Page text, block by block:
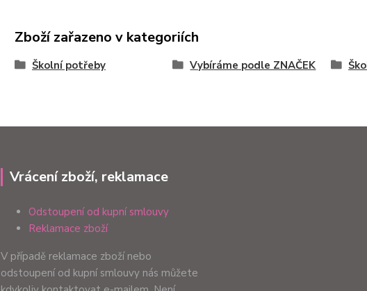
Zboží zařazeno v kategoriích
Školní potřeby Vybíráme podle ZNAČEK
Vrácení zboží, reklamace
Odstoupení od kupní smlouvy
Reklamace zboží
V případě reklamace zboží nebo
odstoupení od kupní smlouvy nás můžete